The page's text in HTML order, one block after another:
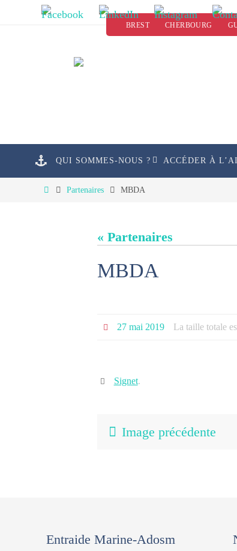
BREST CHERBOURG
QUI SOMMES-NOUS ? ACCÉDER À
HomePartenaires MBDA
« Partenaires
MBDA
27 mai 2019 La taille totale
Signet.
Image précédente
Entraide Marine-Adosm